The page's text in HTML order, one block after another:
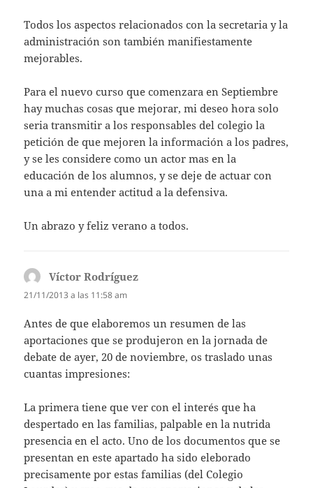
Todos los aspectos relacionados con la secretaria y la
administración son también manifiestamente
mejorables.
Para el nuevo curso que comenzara en Septiembre
hay muchas cosas que mejorar, mi deseo hora solo
seria transmitir a los responsables del colegio la
petición de que mejoren la información a los padres,
y se les considere como un actor mas en la
educación de los alumnos, y se deje de actuar con
una a mi entender actitud a la defensiva.
Un abrazo y feliz verano a todos.
Víctor Rodríguez
21/11/2013 a las 11:58 am
Antes de que elaboremos un resumen de las
aportaciones que se produjeron en la jornada de
debate de ayer, 20 de noviembre, os traslado unas
cuantas impresiones:
La primera tiene que ver con el interés que ha
despertado en las familias, palpable en la nutrida
presencia en el acto. Uno de los documentos que se
presentan en este apartado ha sido eleborado
precisamente por estas familias (del Colegio